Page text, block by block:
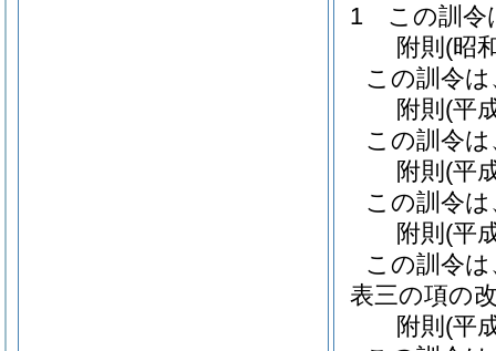
1
この訓令
附則 (昭
この訓令
附則 (平
この訓令
附則 (平
この訓令
附則 (平
この訓令
表三の項の
附則 (平